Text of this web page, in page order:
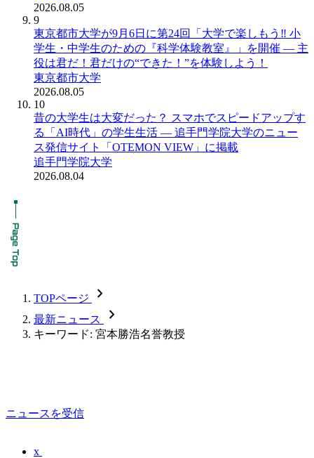
2026.08.05
9
東京都市大学が9月6日に第24回「大学で楽しもう‼ 小
学生・中学生のための『科学体験教室』」を開催 ― 主
役は君だ！君だけの“できた！”を体験しよう！
東京都市大学
2026.08.05
10
昔の大学生は大変だった？ スマホでスピードアップす
る「AI時代」の学生生活 ― 追手門学院大学のニュー
ス発信サイト「OTEMON VIEW」に掲載
追手門学院大学
2026.08.04
TOPページ chevron_forward
最新ニュース chevron_forward
キーワード: 宮本勝浩名誉教授
ニュースを受信
x